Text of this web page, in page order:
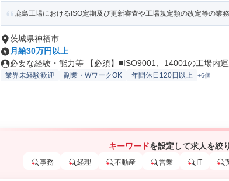
鹿島工場におけるISO定期及び更新審査や工場規定類の改定等の業
茨城県神栖市
月給30万円以上
必要な経験・能力等 【必須】■ISO9001、14001の工場内運
業界未経験歓迎 副業・WワークOK 年間休日120日以上 +6個
キーワードを設定して求人を絞
事務 経理 不動産 営業 IT